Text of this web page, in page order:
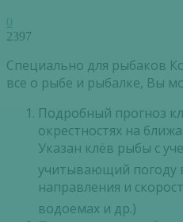
0
2397
Специально для рыбаков
все о рыбе и рыбалке, Вы
Подробный прогноз
окрестностях на
Указан клёв рыбы с
учитывающий погоду
направления и
водоемах и др.)